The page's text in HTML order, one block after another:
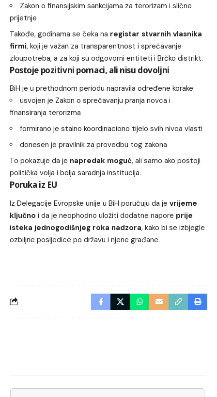
Zakon o finansijskim sankcijama za terorizam i slične
prijetnje
Takođe, godinama se čeka na registar stvarnih vlasnika
firmi, koji je važan za transparentnost i sprečavanje
zloupotreba, a za koji su odgovorni entiteti i Brčko distrikt.
Postoje pozitivni pomaci, ali nisu dovoljni
BiH je u prethodnom periodu napravila određene korake:
usvojen je Zakon o sprečavanju pranja novca i
finansiranja terorizma
formirano je stalno koordinaciono tijelo svih nivoa vlasti
donesen je pravilnik za provedbu tog zakona
To pokazuje da je napredak moguć, ali samo ako postoji
politička volja i bolja saradnja institucija.
Poruka iz EU
Iz Delegacije Evropske unije u BiH poručuju da je vrijeme
ključno i da je neophodno uložiti dodatne napore prije
isteka jednogodišnjeg roka nadzora, kako bi se izbjegle
ozbiljne posljedice po državu i njene građane.